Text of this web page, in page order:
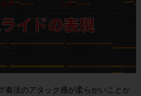
奏法のアタック感が柔らかいことか